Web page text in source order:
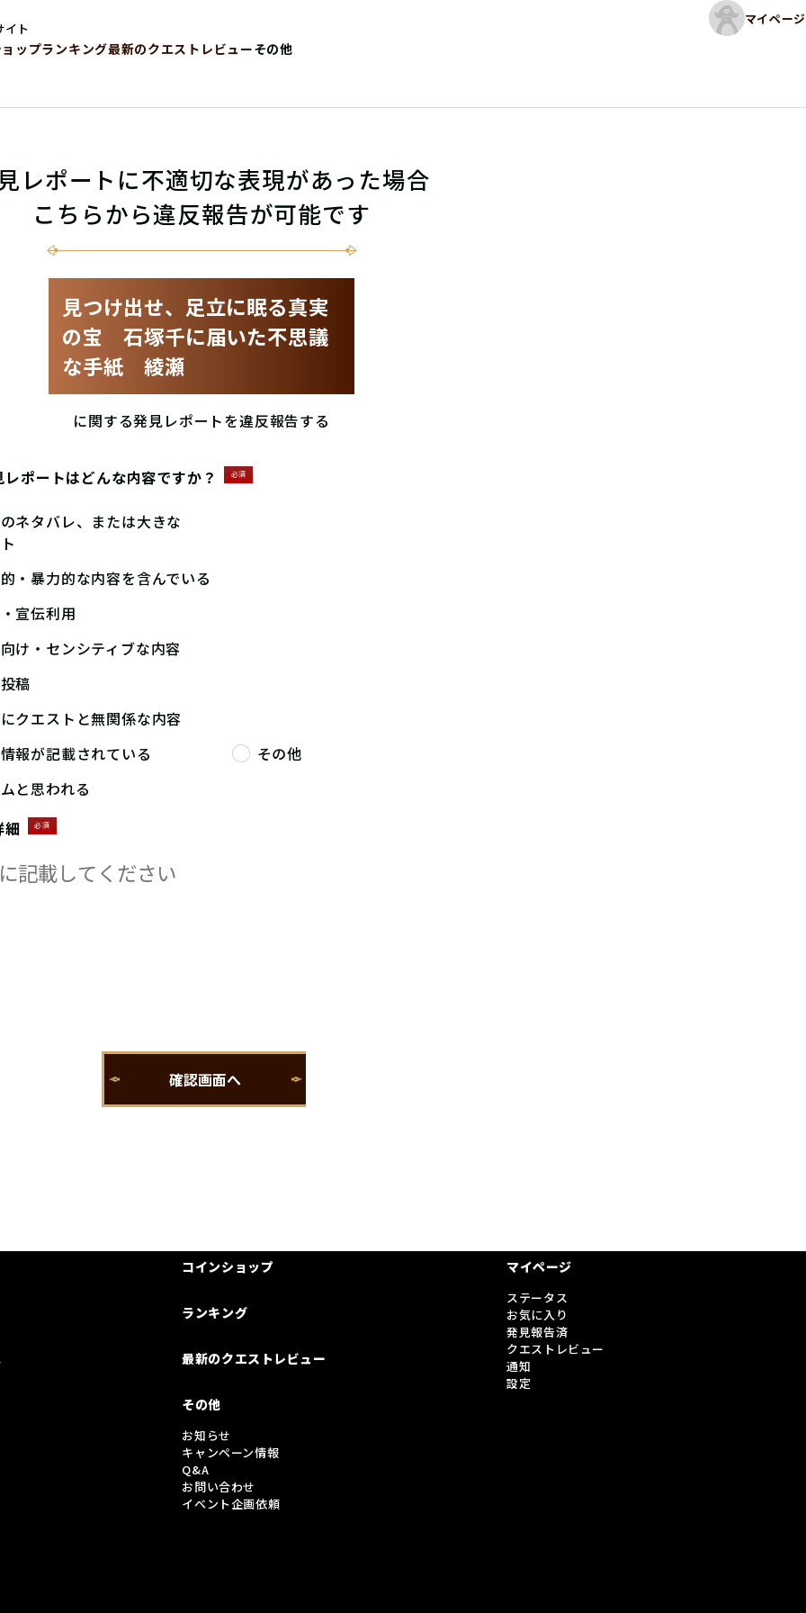
イト
マイページ
ップランキング最新のクエストレビューその他
レポートに不適切な表現があった場合
こちらから違反報告が可能です
見つけ出せ、足立に眠る真実
の宝 石塚千に届いた不思議
な手紙 綾瀬
に関する発見レポートを違反報告する
ポートはどんな内容ですか？ 必須
ネタバレ、または大きな
・暴力的な内容を含んでいる
宣伝利用
け・センシティブな内容
稿
クエストと無関係な内容
報が記載されている
その他
と思われる
細
必須
コインショップ
ランキング
最新のクエストレビュー
その他
お知らせ
キャンペーン情報
Q&A
お問い合わせ
イベント企画依頼
マイページ
ステータス
お気に入り
発見報告済
クエストレビュー
通知
設定